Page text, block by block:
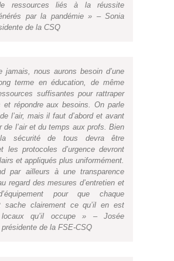
ressources liés à la réussite
par la pandémie » – Sonia
de la CSQ
jamais, nous aurons besoin d’une
terme en éducation, de même
suffisantes pour rattraper
et répondre aux besoins. On parle
l’air, mais il faut d’abord et avant
de l’air et du temps aux profs. Bien
la sécurité de tous devra être
les protocoles d’urgence devront
et appliqués plus uniformément.
par ailleurs à une transparence
regard des mesures d’entretien et
pour que chaque
sache clairement ce qu’il en est
qu’il occupe » – Josée
de la FSE-CSQ